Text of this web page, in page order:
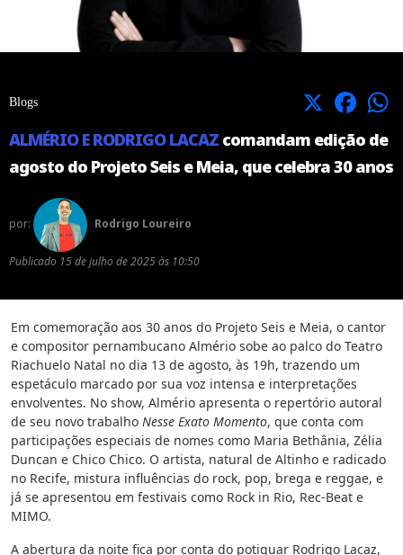
Blogs X Facebook
ALMÉRIO E RODRIGO LACAZ comandam edição de
agosto do Projeto Seis e Meia, que celebra 30 anos
por: Rodrigo Loureiro
Publicado 15 de julho de 2025 às 10:50
Em comemoração aos 30 anos do Projeto Seis e Meia, o cantor
e compositor pernambucano Almério sobe ao palco do Teatro
Riachuelo Natal no dia 13 de agosto, às 19h, trazendo um
espetáculo marcado por sua voz intensa e interpretações
envolventes. No show, Almério apresenta o repertório autoral
de seu novo trabalho Nesse Exato Momento, que conta com
participações especiais de nomes como Maria Bethânia, Zélia
Duncan e Chico Chico. O artista, natural de Altinho e radicado
no Recife, mistura influências do rock, pop, brega e reggae, e
já se apresentou em festivais como Rock in Rio, Rec-Beat e
MIMO.
A abertura da noite fica por conta do potiguar Rodrigo Lacaz,